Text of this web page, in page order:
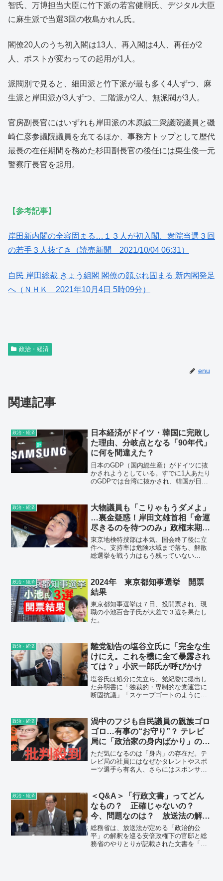
智氏、万博担当大臣に竹下派の若宮健嗣氏、デジタル大臣
に麻生派で当選3回の牧島かれん氏。
閣僚20人のうち初入閣は13人、再入閣は4人、再任が2
人、ポストが変わっての起用が1人。
派閥別で見ると、細田派と竹下派が最も多く4人ずつ、麻
生派と岸田派が3人ずつ、二階派が2人、無派閥が3人。
官房副長官にはいずれも岸田派の木原誠二衆議院議員と磯
崎仁彦参議院議員を充てるほか、事務方トップとして歴代
最長の在任期間を務めた杉田副長官の後任には栗生俊一元
警察庁長官を起用。
【参考記事】
岸田新内閣の全容固まる…１３人が初入閣、衆院当選３回
の若手３人抜てき（読売新聞 2021/10/04 06:31）
自民 岸田総裁 きょう組閣 閣僚の顔ぶれ固まる 新内閣発足
へ（ＮＨＫ 2021年10月4日 5時09分）
政治・経済
enu
関連記事
政治・経済
日本経済がドイツ・韓国に完敗し
た理由、分岐点となる「90年代」
に何を間違えた？
日本のGDP（国内総生産）がドイツに抜
かされようとしている。すでに1人あたり
のGDPでは台湾に抜かされ、韓国が日本
て、ドイツと順位が逆転したり、台湾や
韓国に追い付かれることは特段、驚くよ
うな話ではない。
政治・経済
大物議員も「こりゃもうダメよ」
…裏金疑惑！岸田文雄首相「命運
尽きるのを待つのみ」政権末期ル
ポ
東京地検特捜部は本気、国会終了後に立
件へ。支持率は危険水域まで落ち、解散
総選挙を戦う力はもう残っていない
尽きようとしている。
政治・経済
2024年 東京都知事選挙 開票
結果
東京都知事選挙は７日、投開票され、現
職の小池百合子氏が大差で３選を果たし
た。
政治・経済
離党勧告の塩谷立氏に「完全な生
けにえ。これを機に全て暴露され
ては？」小沢一郎氏が呼びかけ
塩谷氏は処分に先立ち、党紀委に提出し
た弁明書に「独裁的・専制的な党運営に
断固抗議」「スケープゴートのように不
岸田首相の処分がないことに「同じよう
に処分を受けることが公平な考え方だ」
などと述べ、怒りをにじませた。
政治・経済
渦中のフジも自民議員の親族ゴロ
ゴロ…有事の“お守り”？ テレビ
局に「政治家の身内ばかり」の歪
んだ思惑
ただ気になるのは「身内」の存在だ。テ
レビ局の社員にはなぜかタレントやスポ
ーツ選手ら有名人、さらにはスポンサー
る。
政治・経済
＜Q&A＞「行政文書」ってどん
なもの？ 正確じゃないの？
今、問題なのは？ 放送法の解釈
巡り
総務省は、放送法が定める「政治的公
平」の解釈を巡る安倍政権下の官邸と総
務省のやりとりが記載された文書を「行